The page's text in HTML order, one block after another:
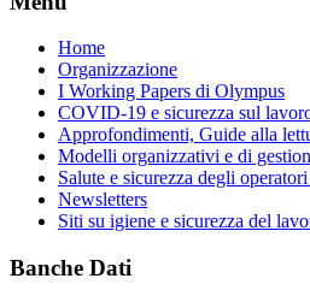
Home
Organizzazione
I Working Papers di Olympus
COVID-19 e sicurezza sul
Approfondimenti, Guide alla
Modelli organizzativi e di
Salute e sicurezza degli
Newsletters
Siti su igiene e sicurezza del
Banche Dati